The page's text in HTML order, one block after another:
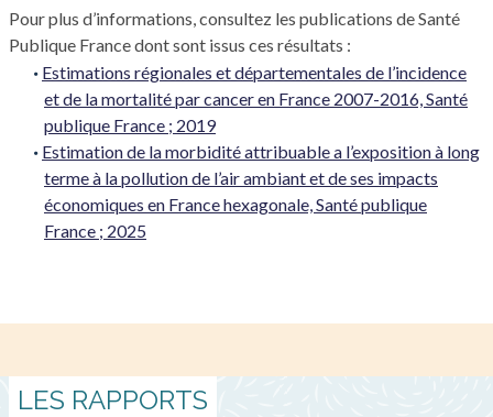
Pour plus d’informations, consultez les publications deSanté
Publique Francedont sont issus ces résultats :
Estimations régionales et départementales de l’incidence
et de la mortalité par cancer en France 2007-2016, Santé
publique France ; 2019
Estimation de la morbidité attribuable a l’exposition à long
terme à la pollution de l’air ambiant et de ses impacts
économiques en France hexagonale, Santé publique
France ; 2025
LES RAPPORTS